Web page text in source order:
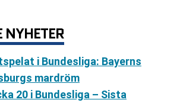
NYHETER
i Bundesliga: Bayerns
mardröm
20 i Bundesliga – Sista